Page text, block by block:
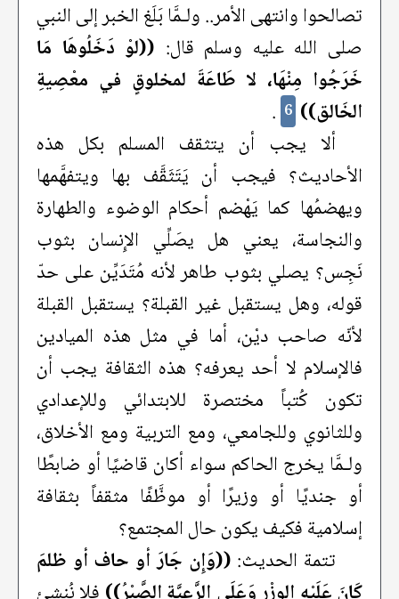
تصالحوا وانتهى الأمر.. ولـمَّا بَلَغ الخبر إلى النبي
صلى الله عليه وسلم قال: ((لوْ دَخَلُوهَا مَا
خَرَجُوا مِنْهَا، لا طَاعَةَ لمخلوقٍ في معْصِيةِ
الخَالق)) 6
.
ألا يجب أن يتثقف المسلم بكل هذه
الأحاديث؟ فيجب أن يَتَثَقَّف بها ويتفهَّمها
ويهضمُها كما يَهْضم أحكام الوضوء والطهارة
والنجاسة، يعني هل يصَلِّي الإِنسان بثوب
نَجِس؟ يصلي بثوب طاهر لأنه مُتَدَيِّن على حدّ
قوله، وهل يستقبل غير القبلة؟ يستقبل القبلة
لأنّه صاحب ديْن، أما في مثل هذه الميادين
فالإسلام لا أحد يعرفه؟ هذه الثقافة يجب أن
تكون كُتباً مختصرة للابتدائي وللإعدادي
وللثانوي وللجامعي، ومع التربية ومع الأخلاق،
ولـمَّا يخرج الحاكم سواء أكان قاضيًا أو ضابطًا
أو جنديًا أو وزيرًا أو موظَّفًا مثقفاً بثقافة
إسلامية فكيف يكون حال المجتمع؟
تتمة الحديث: ((وَإِن جَارَ أو حاف أو ظلمَ